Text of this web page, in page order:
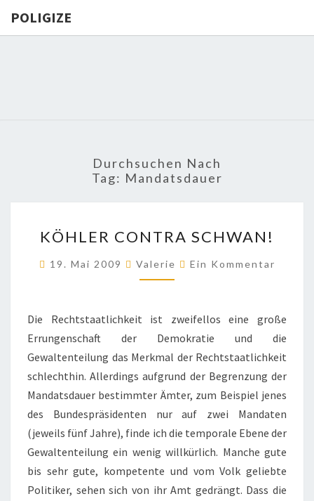
POLIGIZE
Durchsuchen Nach
Tag: Mandatsdauer
CONTRA
SCHWAN!
KÖHLER CONTRA SCHWAN!
19. Mai 2009 Valerie Kommentare
Ein Kommentar
Die Rechtstaatlichkeit ist zweifellos eine große
Errungenschaft der Demokratie und die
Gewaltenteilung das Merkmal der Rechtstaatlichkeit
schlechthin. Allerdings aufgrund der Begrenzung der
Mandatsdauer bestimmter Ämter, zum Beispiel jenes
des Bundespräsidenten nur auf zwei Mandaten
(jeweils fünf Jahre), finde ich die temporale Ebene der
Gewaltenteilung ein wenig willkürlich. Manche gute
bis sehr gute, kompetente und vom Volk geliebte
Politiker, sehen sich von ihr Amt gedrängt. Dass die